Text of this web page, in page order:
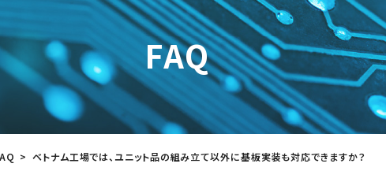
FAQ
ベトナム工場では、ユニット品の組み立て以外に基板実装も対応できますか？